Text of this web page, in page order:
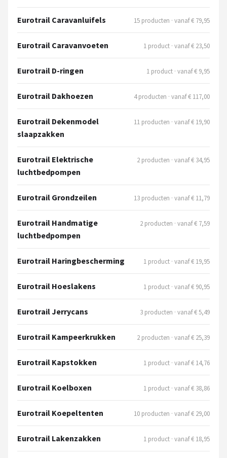
Eurotrail Caravanluifels 15 producten · vanaf € 79,95
Eurotrail Caravanvoeten 1 product · vanaf € 23,50
Eurotrail D-ringen 1 product · vanaf € 9,95
Eurotrail Dakhoezen 4 producten · vanaf € 117,00
Eurotrail Dekenmodel
slaapzakken
11 producten · vanaf € 19,90
Eurotrail Elektrische
luchtbedpompen
2 producten · vanaf € 34,95
Eurotrail Grondzeilen 13 producten · vanaf € 11,79
Eurotrail Handmatige
luchtbedpompen
2 producten · vanaf € 7,59
Eurotrail Haringbescherming 1 product · vanaf € 19,95
Eurotrail Hoeslakens 1 product · vanaf € 90,95
Eurotrail Jerrycans 3 producten · vanaf € 5,49
Eurotrail Kampeerkrukken 2 producten · vanaf € 25,39
Eurotrail Kapstokken 1 product · vanaf € 14,76
Eurotrail Koelboxen 1 product · vanaf € 38,86
Eurotrail Koepeltenten 10 producten · vanaf € 29,00
Eurotrail Lakenzakken 1 product · vanaf € 18,95